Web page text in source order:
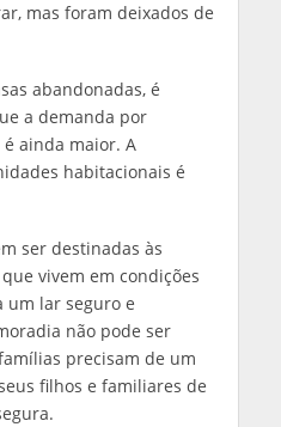
mas foram deixados de
abandonadas, é
a demanda por
ainda maior. A
habitacionais é
ser destinadas às
vivem em condições
um lar seguro e
não pode ser
precisam de um
filhos e familiares de